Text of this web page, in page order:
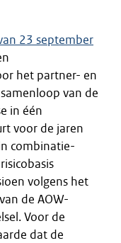
23 september
het partner- en
van de
in één
voor de jaren
combinatie-
volgens het
de AOW-
Voor de
dat de